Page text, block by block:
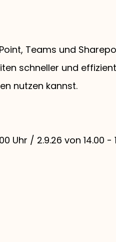
Teams und
schneller und
nutzen kannst.
Uhr / 2.9.26 von 14.00 -